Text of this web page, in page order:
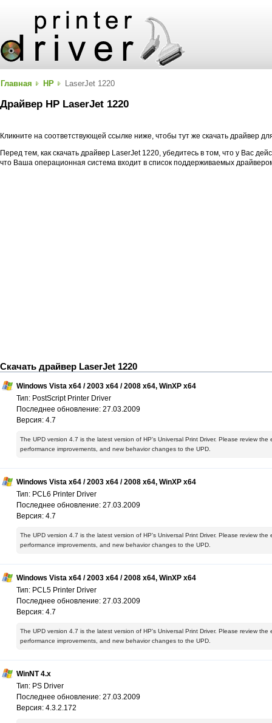
Главная HP LaserJet 1220
Драйвер HP LaserJet 1220
Кликните на соответствующей ссылке ниже, чтобы тут же скачать драйвер
Перед тем, как скачать драйвер LaserJet 1220, убедитесь в том, что у Вас
что Ваша операционная система входит в список поддерживаемых
Скачать драйвер LaserJet 1220
Windows Vista x64 / 2003 x64 / 2008 x64, WinXP x64
Тип: PostScript Printer Driver
Последнее обновление: 27.03.2009
Версия: 4.7
The UPD version 4.7 is the latest version of HP's Universal Print Driver. Please review
performance improvements, and new behavior changes to the UPD.
Windows Vista x64 / 2003 x64 / 2008 x64, WinXP x64
Тип: PCL6 Printer Driver
Последнее обновление: 27.03.2009
Версия: 4.7
The UPD version 4.7 is the latest version of HP's Universal Print Driver. Please review
performance improvements, and new behavior changes to the UPD.
Windows Vista x64 / 2003 x64 / 2008 x64, WinXP x64
Тип: PCL5 Printer Driver
Последнее обновление: 27.03.2009
Версия: 4.7
The UPD version 4.7 is the latest version of HP's Universal Print Driver. Please review
performance improvements, and new behavior changes to the UPD.
WinNT 4.x
Тип: PS Driver
Последнее обновление: 27.03.2009
Версия: 4.3.2.172